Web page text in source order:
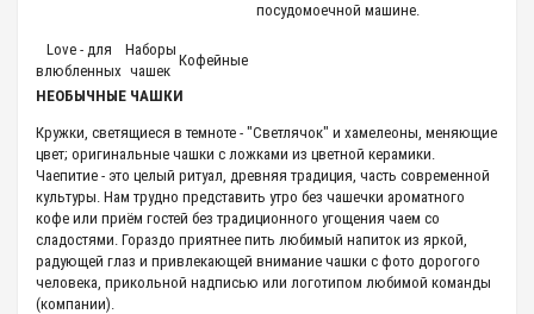
посудомоечной машине.
Love - для
влюбленных
Наборы
чашек
Кофейные
НЕОБЫЧНЫЕ ЧАШКИ
Кружки, светящиеся в темноте - "Светлячок" и хамелеоны, меняющие
цвет; оригинальные чашки с ложками из цветной керамики.
Чаепитие - это целый ритуал, древняя традиция, часть современной
культуры. Нам трудно представить утро без чашечки ароматного
кофе или приём гостей без традиционного угощения чаем со
сладостями. Гораздо приятнее пить любимый напиток из яркой,
радующей глаз и привлекающей внимание чашки с фото дорогого
человека, прикольной надписью или логотипом любимой команды
(компании).